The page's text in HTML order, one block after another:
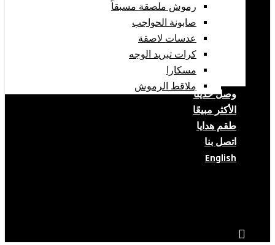
رموش ملصقة مسبقاً
صابونة الحواجب
عدسات لاصقة
كرات تبريد الوجه
مسكارا
ملاقط الرموش
وصل حديثا
الأكثر مبيعًا
طقم هدايا
اتصل بنا
English